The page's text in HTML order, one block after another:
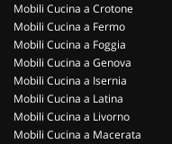
Mobili Cucina a Crotone
Mobili Cucina a Fermo
Mobili Cucina a Foggia
Mobili Cucina a Genova
Mobili Cucina a Isernia
Mobili Cucina a Latina
Mobili Cucina a Livorno
Mobili Cucina a Macerata